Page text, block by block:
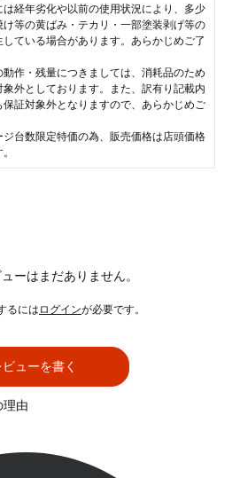
経年劣化や以前の使用状況により、多少
け等の黄ばみ・テカリ・一部塗装剥げ等の
ている場合があります。あらかじめご了
作・残量につきましては、消耗品のため
象外としております。また、訳有り記載内
保証対象外となりますので、あらかじめご
台数限定特価の為、販売価格は店頭価格
ーはまだありません。
るには ログインが必要です。
ビューを書く
理由